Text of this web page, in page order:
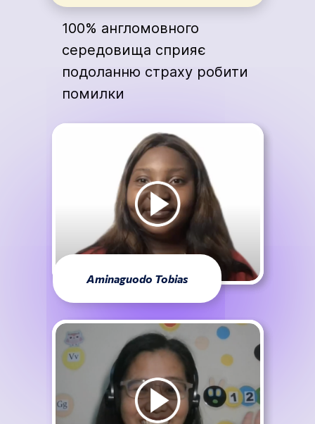
100% англомовного
середовища сприяє
подоланню страху робити
помилки
Aminaguodo Tobias